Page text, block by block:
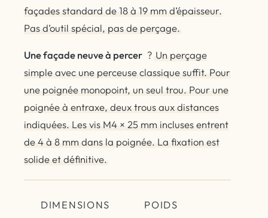
façades standard de 18 à 19 mm d’épaisseur.
Pas d’outil spécial, pas de perçage.
Une façade neuve à percer ? Un perçage
simple avec une perceuse classique suffit. Pour
une poignée monopoint, un seul trou. Pour une
poignée à entraxe, deux trous aux distances
indiquées. Les vis M4 × 25 mm incluses entrent
de 4 à 8 mm dans la poignée. La fixation est
solide et définitive.
DIMENSIONS POIDS